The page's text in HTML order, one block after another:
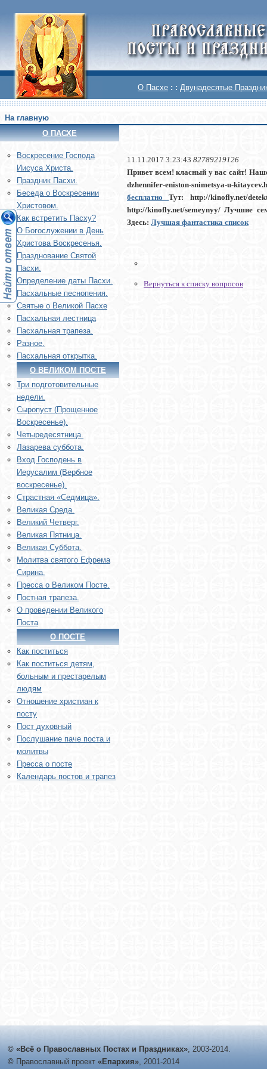
О Пасхе : : Двунадесятые
На главную
О ПАСХЕ
Воскреcение Господа
Иисуса Христа.
Праздник Пасхи.
Беседа о Воскресении
Христовом.
Как встретить Пасху?
О Богослужении в День
Христова Воскресенья.
Празднование Святой
Пасхи.
Определение даты Пасхи.
Пасхальные песнопения.
Святые о Великой Пасхе
Пасхальная лестница
Пасхальная трапеза.
Разное.
Пасхальная открытка.
О ВЕЛИКОМ ПОСТЕ
Три подготовительные
недели.
Сыропуст (Прощенное
Воскресенье).
Четыредесятница.
Лазарева суббота.
Вход Господень в
Иерусалим (Вербное
воскресенье).
Страстная «Седмица».
Великая Среда.
Великий Четверг.
Великая Пятница.
Великая Суббота.
Молитва святого Ефрема
Сирина.
Пресса о Великом Посте.
Постная трапеза.
О проведении Великого
Поста
О ПОСТЕ
Как поститься
Как поститься детям,
больным и престарелым
людям
Отношение христиан к
посту
Пост духовный
Послушание паче поста и
молитвы
Пресса о посте
Календарь постов и трапез
11.11.2017 3:23:43 82789219126
Привет всем! класный у вас сайт!
dzhennifer-eniston-snimetsya-u-
бесплатноТут: http://kinofly.net/
http://kinofly.net/semeynyy/Лучшие
Здесь: Лучшая фантастика список
Вернуться к списку вопросов
© «Всё о Православных Постах и Праздниках», 2003-2014.
© Православный проект «Епархия», 2001-2014